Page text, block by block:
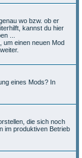
wo bzw. ob er
kannst du hier
...
um einen neuen Mod
weiter.
eines Mods? In
die sich noch
im produktiven Betrieb